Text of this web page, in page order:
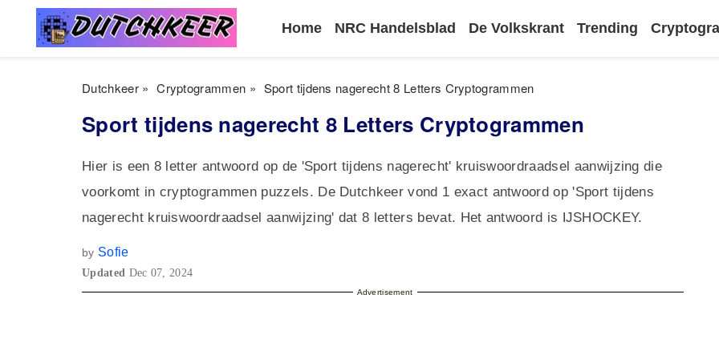
Home NRC Handelsblad De Volkskrant Trending
Dutchkeer» Cryptogrammen » Sport tijdens nagerecht 8 Letters Cryptogrammen
Sport tijdens nagerecht 8 Letters Cryptogrammen
Hier is een 8 letter antwoord op de 'Sport tijdens nagerecht' kruiswoordraadsel aanwijzing die
voorkomt in cryptogrammen puzzels. De Dutchkeer vond 1 exact antwoord op 'Sport tijdens
nagerecht kruiswoordraadsel aanwijzing' dat 8 letters bevat. Het antwoord is ĲSHOCKEY.
by Sofie
Updated Dec 07, 2024
Advertisement